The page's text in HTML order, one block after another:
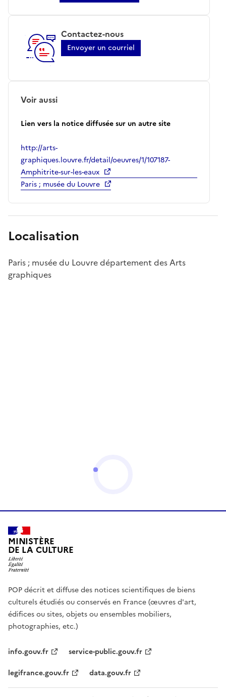
Contactez-nous
Envoyer un courriel
Voir aussi
Lien vers la notice diffusée sur un autre site
http://arts-
graphiques.louvre.fr/detail/oeuvres/1/107187-
Amphitrite-sur-les-eaux
Paris ; musée du Louvre
Localisation
Paris ; musée du Louvre département des Arts
graphiques
MINISTÈRE
DE LA CULTURE
POP décrit et diffuse des notices scientifiques de biens
culturels étudiés ou conservés en France (œuvres d'art,
édifices ou sites, objets ou ensembles mobiliers,
photographies, etc.)
info.gouv.fr
service-public.gouv.fr
legifrance.gouv.fr
data.gouv.fr